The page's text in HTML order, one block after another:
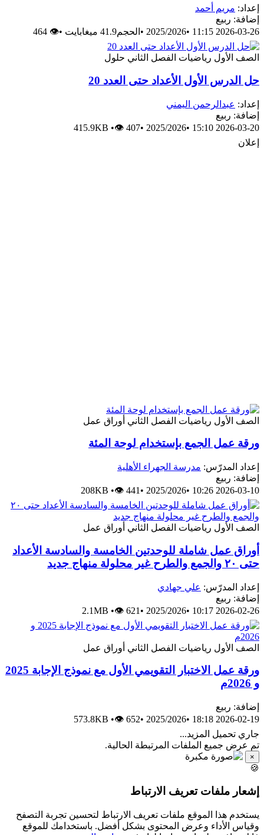
إعداد: مريم أحمد
إضافة: ربيع
2026-03-26 11:15
•
2025/2026
•الحجم41.9 ميغابايت •
👁 464
الصف الأول رياضيات الفصل الثاني حلول
حل الدرس الأول الأعداد حتى العدد 20
إعداد: عبدالرحمن اليمني
إضافة: ربيع
2026-03-20 15:10
•
2025/2026
•
415.9KB •👁 407
إعلان
الصف الأول رياضيات الفصل الثاني أوراق عمل
ورقة عمل الجمع بإستخدام لوحة المئة
إعداد المدرّس: مدرسة الجهراء الأهلية
إضافة: ربيع
2026-03-10 10:26
•
2025/2026
•
208KB •👁 441
الصف الأول رياضيات الفصل الثاني أوراق عمل
أوراق عمل شاملة للوحدتين الخامسة والسادسة الأعداد
حتى ٢٠ والجمع والطرح غير محلولة منهاج جديد
إعداد المدرّس: علي جهادي
إضافة: ربيع
2026-02-26 10:17
•
2025/2026
•
2.1MB •👁 621
الصف الأول رياضيات الفصل الثاني أوراق عمل
ورقة عمل الاختبار التقويمي الأول مع نموذج الإجابة 2025
و 2026م
إضافة: ربيع
2026-02-19 18:18
•
2025/2026
•
573.8KB •👁 652
جاري تحميل المزيد...
تم عرض جميع الملفات المرتبطة الحالية.
×
🍪
إشعار ملفات تعريف الارتباط
يستخدم هذا الموقع ملفات تعريف الارتباط لتحسين تجربة التصفح
وقياس الأداء وعرض المحتوى بشكل أفضل. باستخدامك للموقع